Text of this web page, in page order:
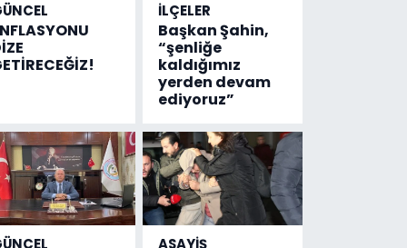
İLÇELER
Başkan Şahin,
“şenliğe
kaldığımız
yerden devam
ediyoruz”
ASAYİŞ